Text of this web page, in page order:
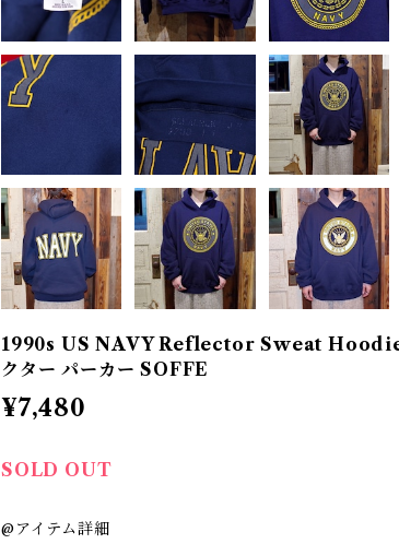
1990s US NAVY Reflector Sweat
クター パーカー SOFFE
¥7,480
SOLD OUT
@アイテム詳細